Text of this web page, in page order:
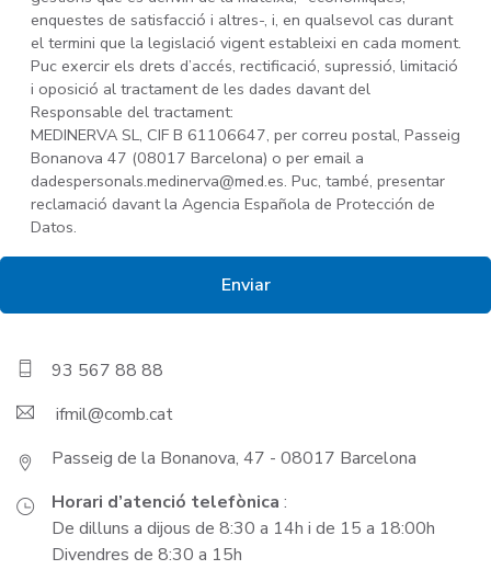
enquestes de satisfacció i altres-, i, en qualsevol cas durant
el termini que la legislació vigent estableixi en cada moment.
Puc exercir els drets d’accés, rectificació, supressió, limitació
i oposició al tractament de les dades davant del
Responsable del tractament:
MEDINERVA SL, CIF B 61106647, per correu postal, Passeig
Bonanova 47 (08017 Barcelona) o per email a
dadespersonals.medinerva@med.es. Puc, també, presentar
reclamació davant la Agencia Española de Protección de
Datos.
93 567 88 88
ifmil
Passeig de la Bonanova, 47 - 08017 Barcelona
Horari d’atenció telefònica :
De dilluns a dijous de 8:30 a 14h i de 15 a 18:00h
Divendres de 8:30 a 15h